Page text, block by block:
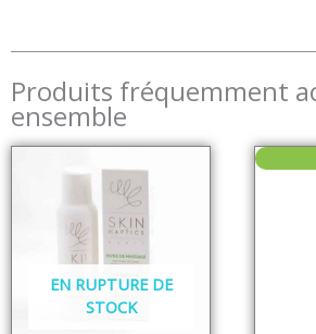
Produits fréquemment
ensemble
EN RUPTURE DE
STOCK